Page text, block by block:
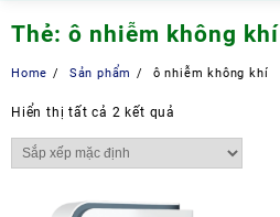
Thẻ: ô nhiễm không khí
Home Sản phẩm ô nhiễm không khí
Hiển thị tất cả 2 kết quả